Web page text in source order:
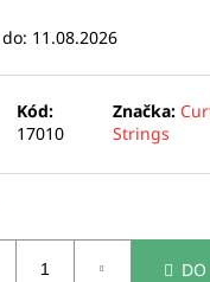
11.08.2026
Kód:
17010
Značka:
Strings